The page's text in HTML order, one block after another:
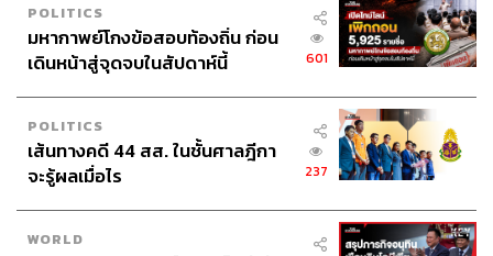
POLITICS
มหากาพย์โกงข้อสอบท้องถิ่น ก่อน
เดินหน้าสู่จุดจบในสัปดาห์นี้
601
POLITICS
เส้นทางคดี 44 สส. ในชั้นศาลฎีกา
จะรู้ผลเมื่อไร
237
WORLD